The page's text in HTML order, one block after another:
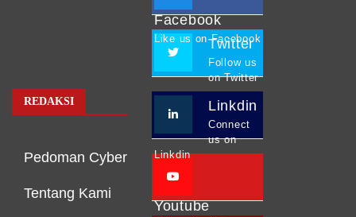
REDAKSI
Pedoman Cyber
Tentang Kami
Facebook
Like us on Facebook
Twitter
Follow us
on Twitter
Linkdin
Connect
us on
Linkdin
Youtube